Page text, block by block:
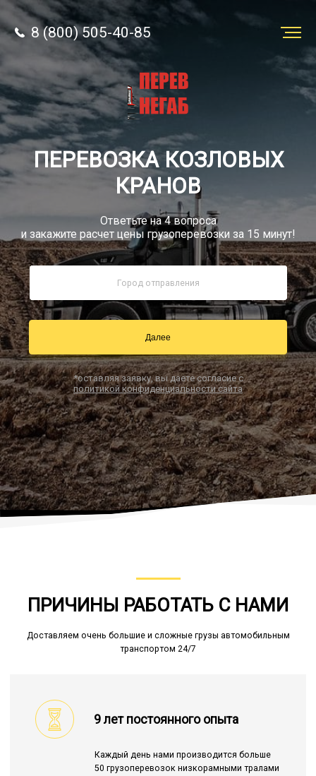
8 (800) 505-40-85
Звонок по РФ бесплатный
sale@simtruck-negabarit.ru
Заказать звонок
Заказать
перевозку
Грузы
8 (800) 505-40-85
ПЕРЕВОЗКА КОЗЛОВЫХ
КРАНОВ
Ответьте на 4 вопроса
и закажите расчет цены грузоперевозки за 15 минут!
Далее
*оставляя заявку, вы даете согласие с
политикой конфиденциальности сайта
ПРИЧИНЫ РАБОТАТЬ С НАМИ
Доставляем очень большие и сложные грузы автомобильным
транспортом 24/7
9 лет постоянного опыта
Каждый день нами производится больше
50 грузоперевозок низкорамными тралами